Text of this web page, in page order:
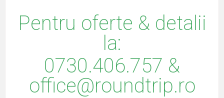
Pentru oferte & detalii
la:
0730.406.757 &
office@roundtrip.ro